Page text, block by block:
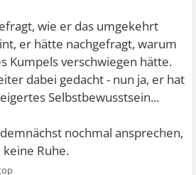
wie er das umgekehrt
er hätte nachgefragt, warum
Kumpels verschwiegen hätte.
dabei gedacht - nun ja, er hat
Selbstbewusstsein...
nochmal ansprechen,
Ruhe.